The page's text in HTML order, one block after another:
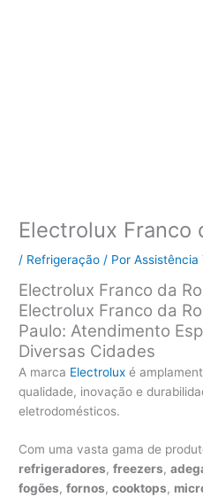
Electrolux Franco
/ Refrigeração / PorAssistência
Electrolux Franco da
Electrolux Franco da
Paulo: Atendimento
Diversas Cidades
A marca Electrolux é
qualidade, inovação e
eletrodomésticos.
Com uma vasta gama de
refrigeradores,freezers,
fogões,fornos,cooktops,